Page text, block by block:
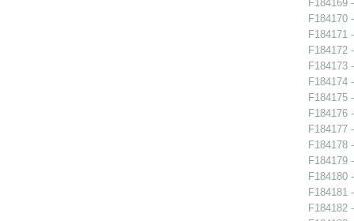
F184169
F184170
F184171
F184172
F184173
F184174
F184175
F184176
F184177
F184178
F184179
F184180
F184181
F184182